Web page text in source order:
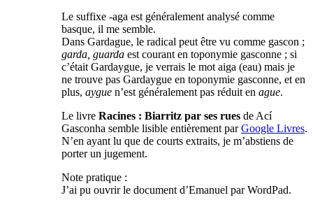
Le suffixe -aga est généralement analysé comme
basque, il me semble.
Dans Gardague, le radical peut être vu comme gascon ;
garda, guarda est courant en toponymie gasconne ; si
c’était Gardaygue, je verrais le mot aiga (eau) mais je
ne trouve pas Gardaygue en toponymie gasconne, et en
plus, aygue n’est généralement pas réduit en ague.
Le livre Racines : Biarritz par ses rues de Ací
Gasconha semble lisible entièrement parGoogle Livres.
N’en ayant lu que de courts extraits, je m’abstiens de
porter un jugement.
Note pratique :
J’ai pu ouvrir le document d’Emanuel par WordPad.